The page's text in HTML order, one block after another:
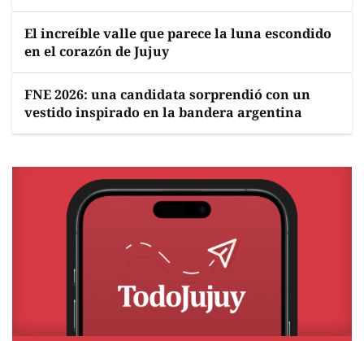
El increíble valle que parece la luna escondido
en el corazón de Jujuy
FNE 2026: una candidata sorprendió con un
vestido inspirado en la bandera argentina